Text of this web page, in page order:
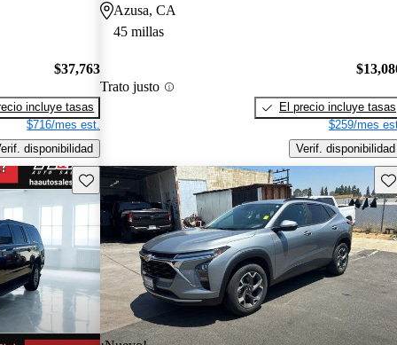
$37,763
incluye tasas
$716/mes est.
disponibilidad
Azusa, CA
45 millas
Trato justo
El precio incluye tasas
$259/mes
Verif. disponibilidad
Guarda este Aviso